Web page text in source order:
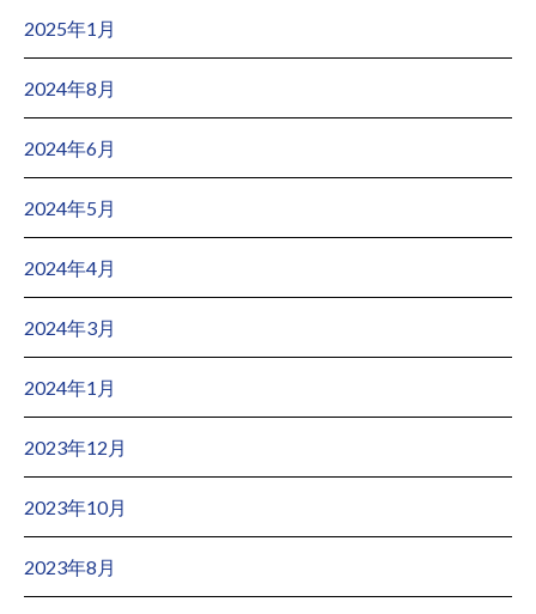
2025年1月
2024年8月
2024年6月
2024年5月
2024年4月
2024年3月
2024年1月
2023年12月
2023年10月
2023年8月